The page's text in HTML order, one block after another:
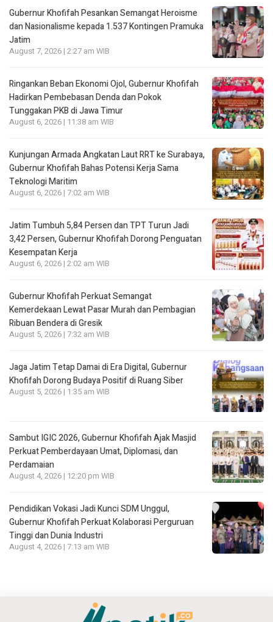
Gubernur Khofifah Pesankan Semangat Heroisme
dan Nasionalisme kepada 1.537 Kontingen Pramuka
Jatim
August 7, 2026 | 2:27 am WIB
Ringankan Beban Ekonomi Ojol, Gubernur Khofifah
Hadirkan Pembebasan Denda dan Pokok
Tunggakan PKB di Jawa Timur
August 6, 2026 | 11:38 am WIB
Kunjungan Armada Angkatan Laut RRT ke Surabaya,
Gubernur Khofifah Bahas Potensi Kerja Sama
Teknologi Maritim
August 6, 2026 | 7:02 am WIB
Jatim Tumbuh 5,84 Persen dan TPT Turun Jadi
3,42 Persen, Gubernur Khofifah Dorong Penguatan
Kesempatan Kerja
August 6, 2026 | 2:02 am WIB
Gubernur Khofifah Perkuat Semangat
Kemerdekaan Lewat Pasar Murah dan Pembagian
Ribuan Bendera di Gresik
August 5, 2026 | 7:32 am WIB
Jaga Jatim Tetap Damai di Era Digital, Gubernur
Khofifah Dorong Budaya Positif di Ruang Siber
August 5, 2026 | 1:35 am WIB
Sambut IGIC 2026, Gubernur Khofifah Ajak Masjid
Perkuat Pemberdayaan Umat, Diplomasi, dan
Perdamaian
August 4, 2026 | 12:20 pm WIB
Pendidikan Vokasi Jadi Kunci SDM Unggul,
Gubernur Khofifah Perkuat Kolaborasi Perguruan
Tinggi dan Dunia Industri
August 4, 2026 | 7:13 am WIB